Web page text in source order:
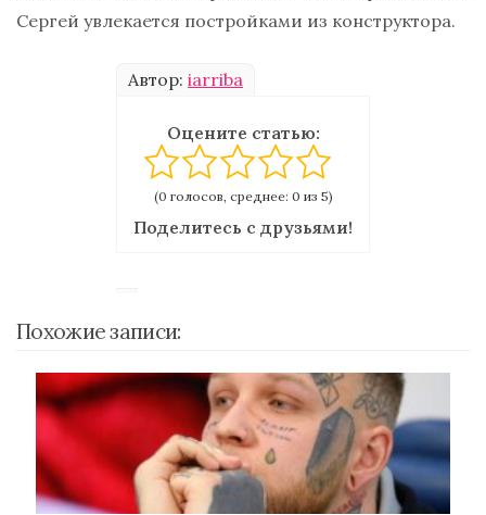
Сергей увлекается постройками из конструктора.
Автор: iarriba
Оцените статью:
(0 голосов, среднее: 0 из 5)
Поделитесь с друзьями!
Похожие записи: